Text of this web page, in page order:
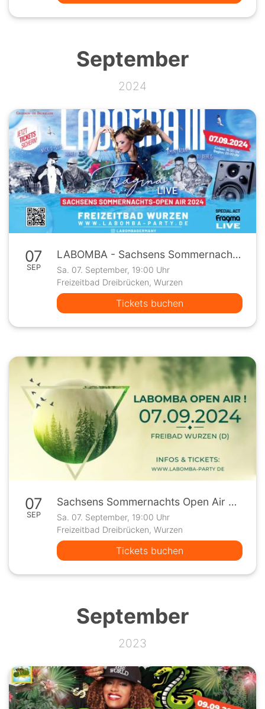
September
2024
07
SEP
LABOMBA - Sachsens Sommernachts Open Air 2024
Sa. 07. September, 19:00 Uhr
Freizeitbad Dreibrücken, Wurzen
Tickets buchen
07
SEP
Sachsens Sommernachts Open Air 2024
Sa. 07. September, 19:00 Uhr
Freizeitbad Dreibrücken, Wurzen
Tickets buchen
September
2023